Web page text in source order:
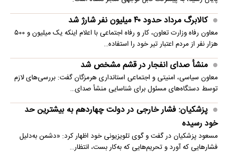
کالابرگ مرداد حدود ۴۰‌ میلیون نفر شارژ شد
معاون رفاه وزارت تعاون، کار و رفاه اجتماعی با اعلام اینکه یک میلیون و ۵۰۰
هزار نفر از مردم اعتبار تیر خود را استفاده…
منشأ صدای انفجار در قشم مشخص شد
معاون سیاسی، امنیتی و اجتماعی استانداری هرمزگان گفت: بررسی‌های لازم
توسط دستگاه‌های مسئول برای شناسایی منشأ صدای…
پزشکیان: فشار خارجی در دولت چهاردهم به بیشترین حد
خود رسیده
مسعود پزشکیان در گفت و گوی تلویزیونی خود اظهار کرد: «دشمن به‌دلیل
فشارهایی که آورد و تحریم‌هایی که به‌کار بست، انتظار…